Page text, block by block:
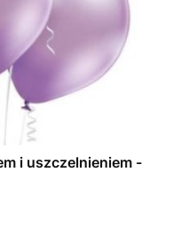
i uszczelnieniem -